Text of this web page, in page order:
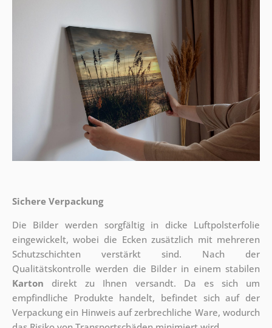
Sichere Verpackung
Die Bilder werden sorgfältig in dicke Luftpolsterfolie
eingewickelt, wobei die Ecken zusätzlich mit mehreren
Schutzschichten verstärkt sind. Nach der
Qualitätskontrolle werden die Bilder in einem stabilen
Karton direkt zu Ihnen versandt. Da es sich um
empfindliche Produkte handelt, befindet sich auf der
Verpackung ein Hinweis auf zerbrechliche Ware, wodurch